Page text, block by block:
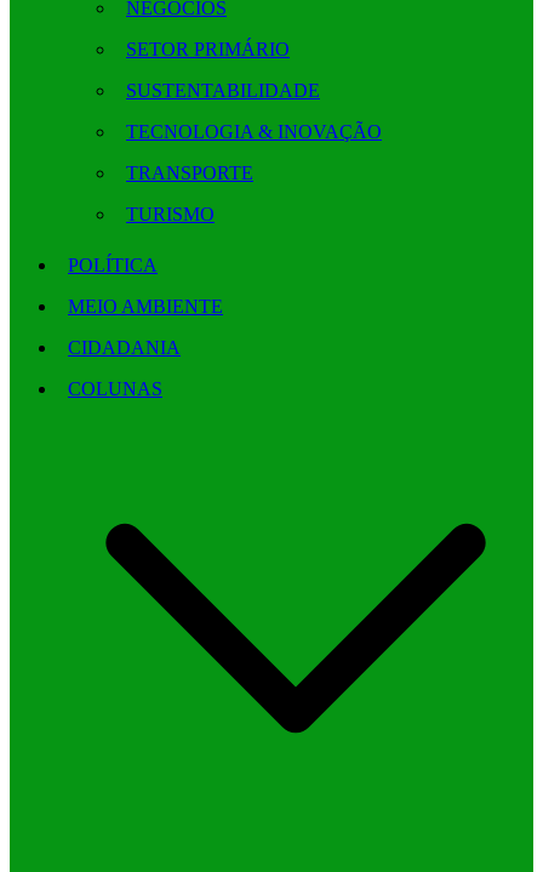
NEGÓCIOS
SETOR PRIMÁRIO
SUSTENTABILIDADE
TECNOLOGIA & INOVAÇÃO
TRANSPORTE
TURISMO
POLÍTICA
MEIO AMBIENTE
CIDADANIA
COLUNAS